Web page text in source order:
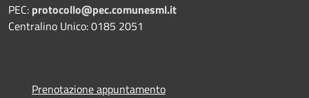
PEC: protocollo@pec.comunesml.it
Centralino Unico: 0185 2051
Prenotazione appuntamento